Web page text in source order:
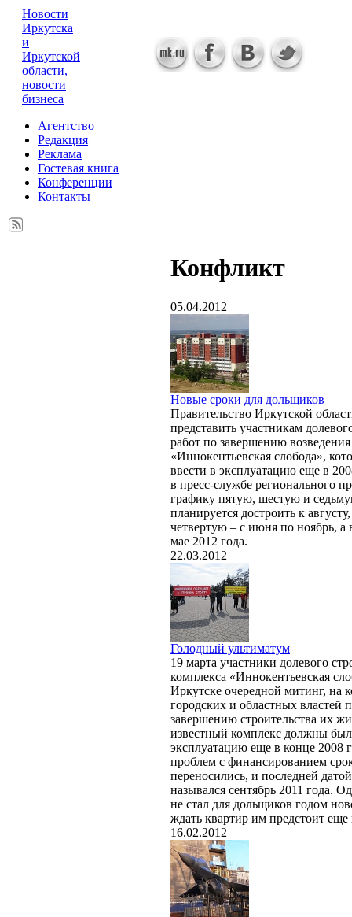
Новости
Иркутска
и
Иркутской
области,
новости
бизнеса
Агентство
Редакция
Реклама
Гостевая книга
Конференции
Контакты
Конфликт
05.04.2012
Новые сроки для дольщиков
Правительство Иркутской
представить участникам
работ по завершению
«Иннокентьевская слобода»,
ввести в эксплуатацию еще в
в пресс-службе регионального
графику пятую, шестую и
планируется достроить к
четвертую – с июня по ноябрь, а
мае 2012 года.
22.03.2012
Голодный ультиматум
19 марта участники долевого
комплекса «Иннокентьевская
Иркутске очередной митинг, на
городских и областных властей
завершению строительства их
известный комплекс должны
эксплуатацию еще в конце 2008
проблем с финансированием
переносились, и последней
назывался сентябрь 2011 года.
не стал для дольщиков годом
ждать квартир им предстоит
16.02.2012